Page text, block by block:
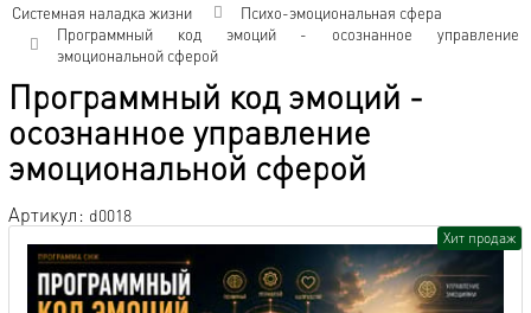
Системная наладка жизни
Психо-эмоциональная сфера
Программный код эмоций - осознанное управление
эмоциональной сферой
Программный код эмоций -
осознанное управление
эмоциональной сферой
Артикул: d0018
Хит продаж